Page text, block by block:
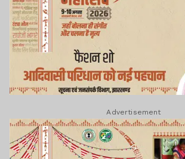
Advertisement